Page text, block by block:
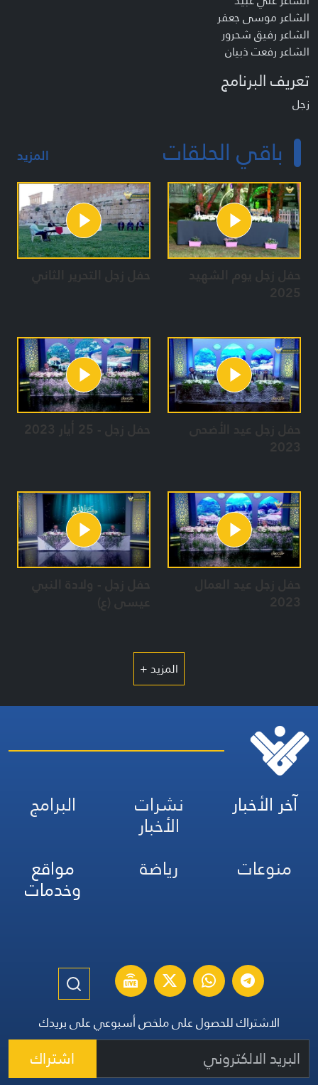
الشاعر موسى جعفر
الشاعر رفيق شحرور
الشاعر رفعت ذبيان
تعريف البرنامج
زجل
باقي الحلقات المزيد
حفل زجل يوم الشهيد
2025
حفل زجل التحرير الثاني
حفل زجل عيد الأضحى
2023
حفل زجل - 25 أيار 2023
حفل زجل عيد العمال
2023
حفل زجل - ولادة النبي
عيسى (ع)
المزيد +
آخر الأخبار نشرات
الأخبار
البرامج
منوعات
رياضة مواقع
وخدمات
الاشتراك للحصول على ملخص أسبوعي على بريدك
اشتراك